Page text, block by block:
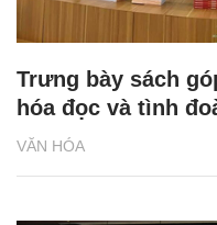
VĂN HÓA
Trưng bày sách
hóa đọc và tình